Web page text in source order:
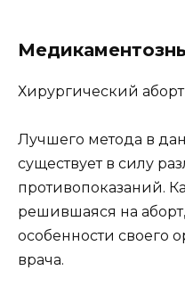
Хирургический
Лучшего метода в
существует в силу
противопоказаний.
решившаяся на
особенности своего
врача.